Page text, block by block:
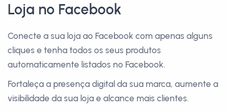
Loja no Facebook
Conecte a sua loja ao Facebook com apenas alguns
cliques e tenha todos os seus produtos
automaticamente listados no Facebook.
Fortaleça a presença digital da sua marca, aumente a
visibilidade da sua loja e alcance mais clientes.